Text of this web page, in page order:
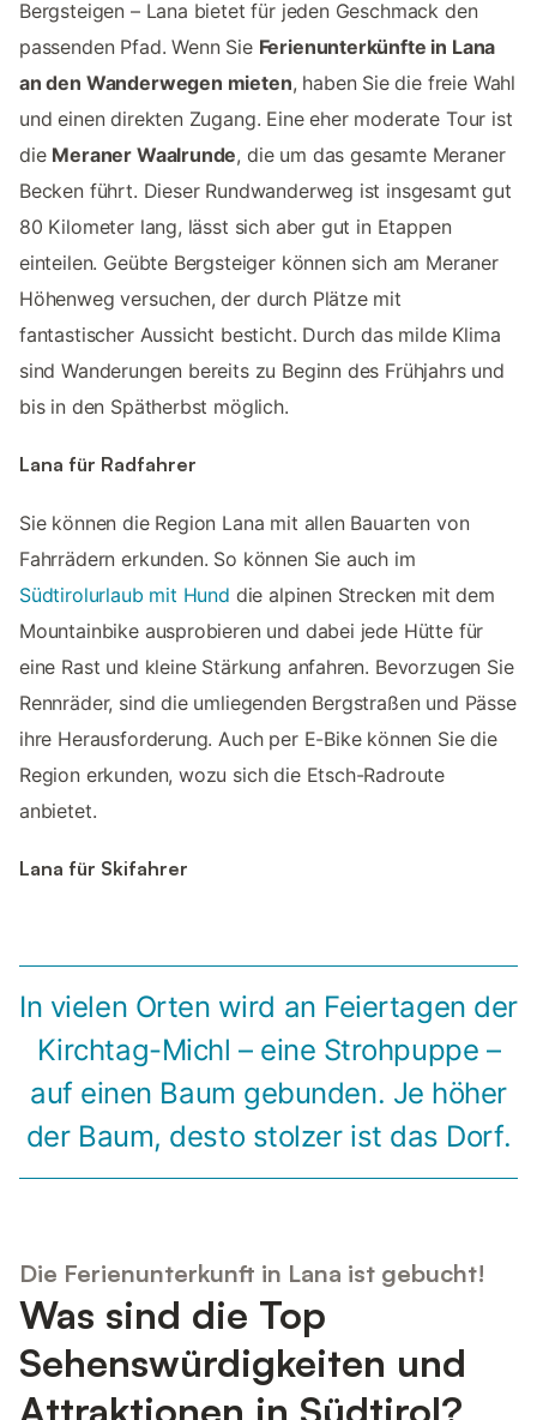
Bergsteigen – Lana bietet für jeden Geschmack den
passenden Pfad. Wenn Sie Ferienunterkünfte in Lana
an den Wanderwegen mieten, haben Sie die freie Wahl
und einen direkten Zugang. Eine eher moderate Tour ist
die Meraner Waalrunde, die um das gesamte Meraner
Becken führt. Dieser Rundwanderweg ist insgesamt gut
80 Kilometer lang, lässt sich aber gut in Etappen
einteilen. Geübte Bergsteiger können sich am Meraner
Höhenweg versuchen, der durch Plätze mit
fantastischer Aussicht besticht. Durch das milde Klima
sind Wanderungen bereits zu Beginn des Frühjahrs und
bis in den Spätherbst möglich.
Lana für Radfahrer
Sie können die Region Lana mit allen Bauarten von
Fahrrädern erkunden. So können Sie auch im
Südtirolurlaub mit Hund die alpinen Strecken mit dem
Mountainbike ausprobieren und dabei jede Hütte für
eine Rast und kleine Stärkung anfahren. Bevorzugen Sie
Rennräder, sind die umliegenden Bergstraßen und Pässe
ihre Herausforderung. Auch per E-Bike können Sie die
Region erkunden, wozu sich die Etsch-Radroute
anbietet.
Lana für Skifahrer
In vielen Orten wird an Feiertagen der
Kirchtag-Michl – eine Strohpuppe –
auf einen Baum gebunden. Je höher
der Baum, desto stolzer ist das Dorf.
Die Ferienunterkunft in Lana ist gebucht!
Was sind die Top
Sehenswürdigkeiten und
Attraktionen in Südtirol?